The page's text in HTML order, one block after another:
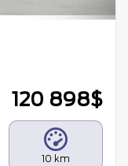
120 898$
10 km